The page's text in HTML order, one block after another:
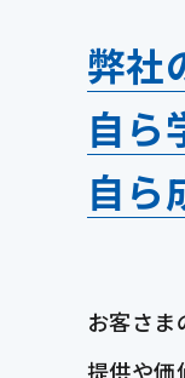
弊社
自ら
自ら
お客さま
提供や価